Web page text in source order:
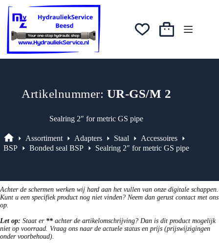
naar
inhoud
was:
€4,00.
€3,40.
Winkelwagen
Artikelnummer: UR-GS/M 2
Sealring 2″ for metric GS pipe
Assortiment
Assortiment Adapters Staal
Accessoires
BSP
Bonded seal BSP Sealring 2″ for metric GS pipe
Achter de schermen werken wij hard aan het vullen van onze digitale schappen.
Kunt u een specifiek product nog niet vinden? Neem dan gerust contact met ons
op.
Let op: Staat er ** achter de artikelomschrijving? Dan is dit product mogelijk
niet op voorraad. Vraag ons naar de actuele status en prijs (prijswijzigingen
onder voorbehoud).